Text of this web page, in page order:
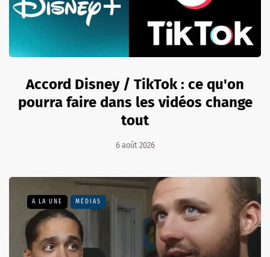
Accord Disney / TikTok : ce qu'on
pourra faire dans les vidéos change
tout
6 août 2026
A LA UNE MÉDIAS